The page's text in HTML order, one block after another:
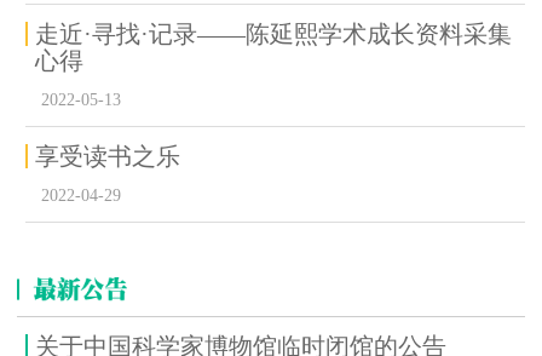
走近·寻找·记录——陈延熙学术成长资料采集
心得
2022-05-13
享受读书之乐
2022-04-29
关于中国科学家博物馆临时闭馆的公告